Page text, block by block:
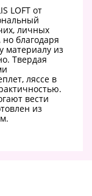
LOFT от
личных
благодаря
материалу из
Твердая
ляссе в
вести
из